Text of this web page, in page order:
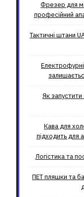
Фрезер для
професійний
Тактичні штани
Як
Кава для
підходить для
Логістика та
ПЕТ пляшки та